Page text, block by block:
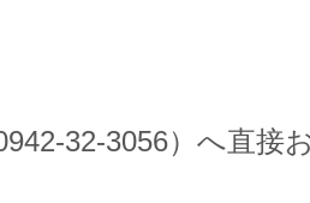
32-3056）へ直接